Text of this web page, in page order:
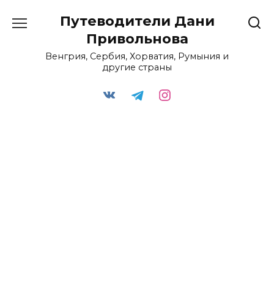
Путеводители Дани
Привольнова
Венгрия, Сербия, Хорватия, Румыния и
другие страны